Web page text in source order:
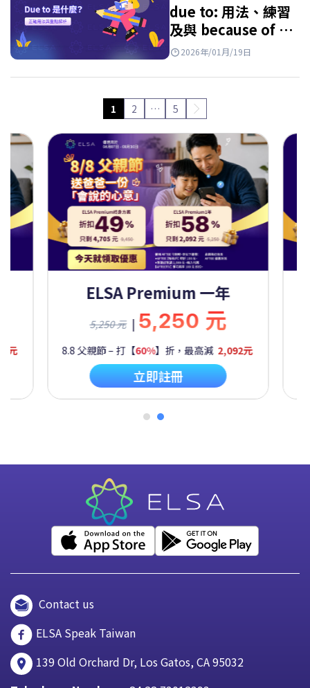
due to: 用法、練習
及與 because of 的
區別
2026年/01月/19日
1 2 … 5
一年
】折，最高減 2,092元
ELSA Premium 終
9,450 元 |
8.8 父親節 – 打【50%】折，最高
Contact us
ELSA Speak Taiwan
139 Old Orchard Dr, Los Gatos, CA 95032